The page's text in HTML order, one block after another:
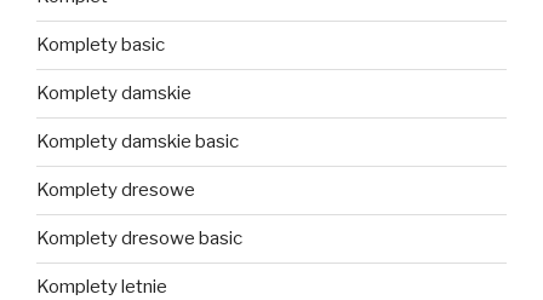
Komplety basic
Komplety damskie
Komplety damskie basic
Komplety dresowe
Komplety dresowe basic
Komplety letnie